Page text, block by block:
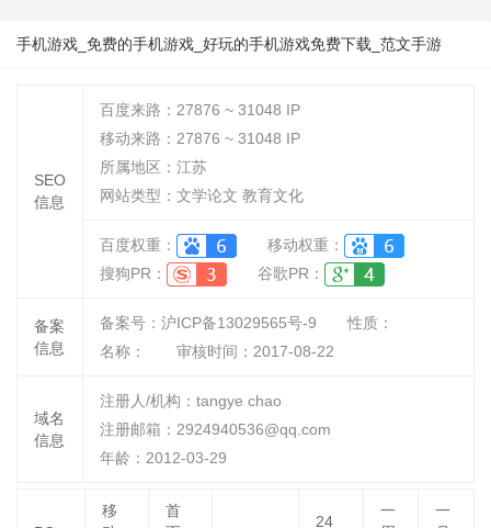
手机游戏_免费的手机游戏_好玩的手机游戏免费下载_范文手游
SEO
信息
百度来路： 27876 ~ 31048 IP
移动来路： 27876 ~ 31048 IP
所属地区：江苏
网站类型：文学论文 教育文化
百度权重：
移动权重：
搜狗PR：
谷歌PR：
备案
信息
备案号：沪ICP备13029565号-9
性质：
名称：
审核时间： 2017-08-22
域名
信息
注册人/机构：tangye chao
注册邮箱：2924940536@qq.com
年龄：2012-03-29
移
首
24
一
一